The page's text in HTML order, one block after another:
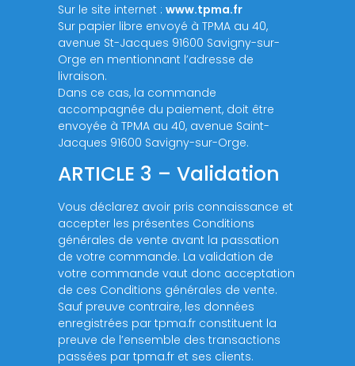
Sur le site internet :www.tpma.fr
Sur papier libre envoyé à TPMA au 40,
avenue St-Jacques 91600 Savigny-sur-
Orge en mentionnant l’adresse de
livraison.
Dans ce cas, la commande
accompagnée du paiement, doit être
envoyée à TPMA au 40, avenue Saint-
Jacques 91600 Savigny-sur-Orge.
ARTICLE 3 – Validation
Vous déclarez avoir pris connaissance et
accepter les présentes Conditions
générales de vente avant la passation
de votre commande. La validation de
votre commande vaut donc acceptation
de ces Conditions générales de vente.
Sauf preuve contraire, les données
enregistrées par tpma.fr constituent la
preuve de l’ensemble des transactions
passées par tpma.fr et ses clients.